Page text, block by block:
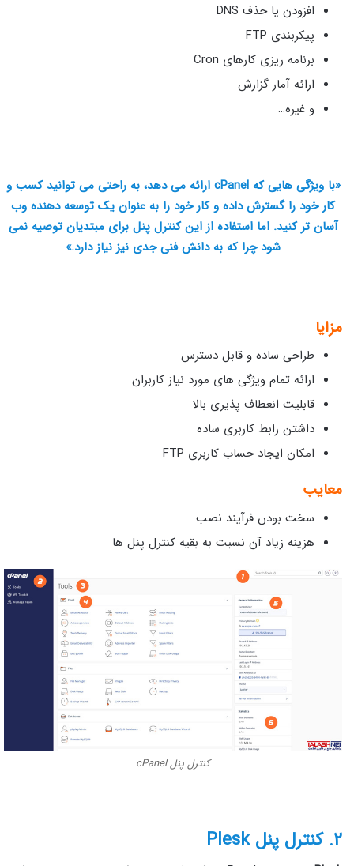
افزودن یا حذف DNS
پیکربندی FTP
برنامه ریزی کارهای Cron
ارائه آمار گزارش
و غیره…
«با ویژگی هایی که cPanel ارائه می دهد، به راحتی می توانید کسب و
کار خود را گسترش داده و کار خود را به عنوان یک توسعه دهنده وب
آسان تر کنید. اما استفاده از این کنترل پنل برای مبتدیان توصیه نمی
شود چرا که به دانش فنی جدی نیز نیاز دارد.»
مزایا
طراحی ساده و قابل دسترس
ارائه تمام ویژگی های مورد نیاز کاربران
قابلیت انعطاف پذیری بالا
داشتن رابط کاربری ساده
امکان ایجاد حساب کاربری FTP
معایب
سخت بودن فرآیند نصب
هزینه زیاد آن نسبت به بقیه کنترل پنل ها
کنترل پنل cPanel
۲. کنترل پنل Plesk